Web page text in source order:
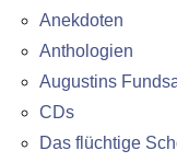
Anekdoten
Anthologien
Augustins
CDs
Das flüchtige